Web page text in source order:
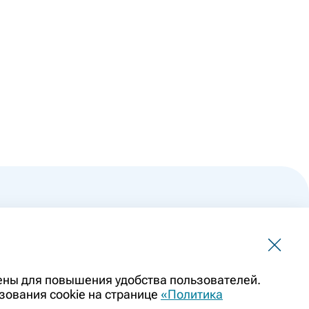
должна использоваться для самостоятельной
заменой очной консультации врача. Перед применением
препарата. Информация о лекарственных
для повышения удобства пользователей.
cookie на странице «Политика